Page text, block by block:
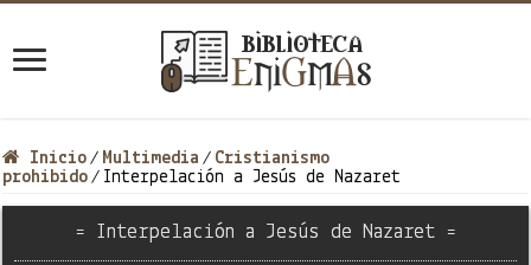
Inicio / Multimedia / Cristianismo
prohibido / Interpelación a Jesús de Nazaret
= Interpelación a Jesús de Nazaret =